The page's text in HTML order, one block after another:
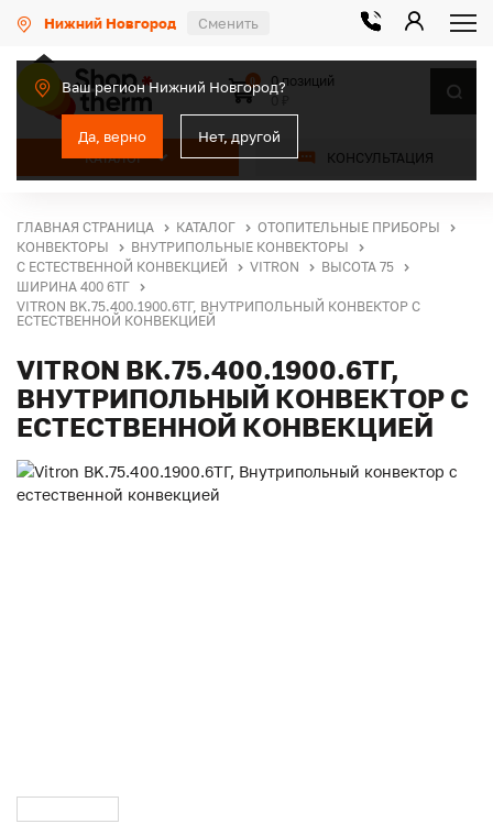
Нижний Новгород Сменить
Ваш регион Нижний Новгород?
Да, верно Нет, другой
КАТАЛОГ КОНСУЛЬТАЦИЯ
0
0 позиций
ГЛАВНАЯ СТРАНИЦА КАТАЛОГ
ОТОПИТЕЛЬНЫЕ ПРИБОРЫ
КОНВЕКТОРЫ
ВНУТРИПОЛЬНЫЕ КОНВЕКТОРЫ
С ЕСТЕСТВЕННОЙ КОНВЕКЦИЕЙ
VITRON
ВЫСОТА 75
ШИРИНА 400 6ТГ
VITRON BK.75.400.1900.6ТГ, ВНУТРИПОЛЬНЫЙ КОНВЕКТОР С
ЕСТЕСТВЕННОЙ КОНВЕКЦИЕЙ
VITRON BK.75.400.1900.6ТГ,
ВНУТРИПОЛЬНЫЙ КОНВЕКТОР С
ЕСТЕСТВЕННОЙ КОНВЕКЦИЕЙ